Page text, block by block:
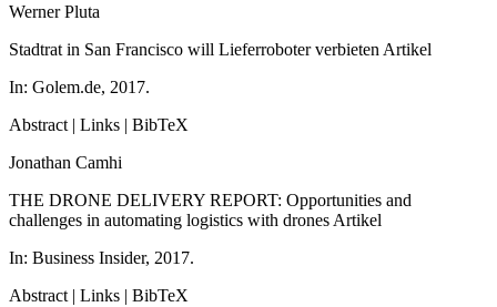
Werner Pluta
Stadtrat in San Francisco will Lieferroboter verbietenArtikel
In: Golem.de, 2017.
Abstract| Links
BibTeX
Jonathan Camhi
THE DRONE DELIVERY REPORT: Opportunities and
challenges in automating logistics with dronesArtikel
In: Business Insider, 2017.
Abstract| Links
BibTeX